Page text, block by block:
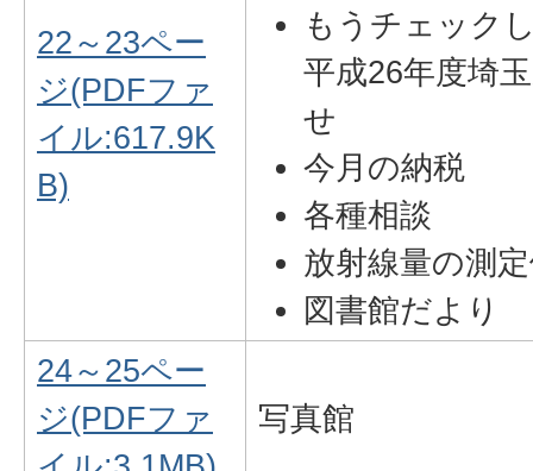
22～23ペー
ジ(PDFファ
イル:617.9K
B)
もうチェック
平成26年度埼
せ
今月の納税
各種相談
放射線量の測
図書館だより
24～25ペー
ジ(PDFファ
写真館